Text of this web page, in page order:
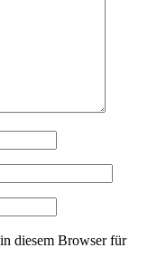
diesem Browser für